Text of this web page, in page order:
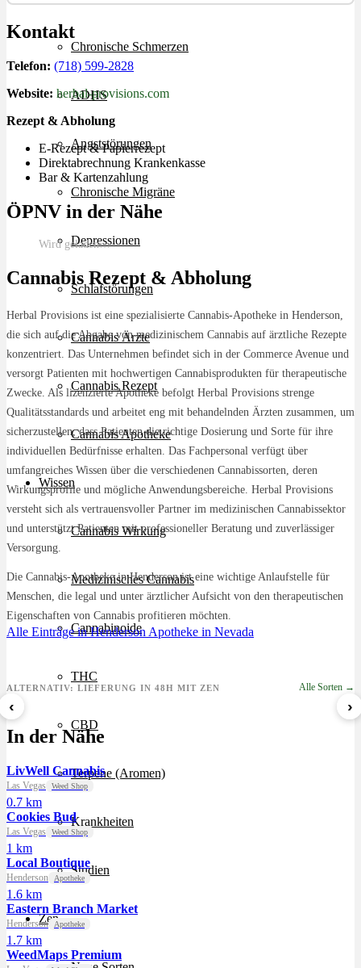
Chronische Schmerzen
ADHS
Angststörungen
Chronische Migräne
Depressionen
Schlafstörungen
Cannabis Ärzte
Cannabis Rezept
Cannabis Apotheke
Wissen
Cannabis Wirkung
Medizinisches Cannabis
Cannabinoide
THC
CBD
Terpene (Aromen)
Krankheiten
Studien
Zen
Kontakt
Telefon: (718) 599-2828
Website: herbal-provisions.com
Rezept & Abholung
E-Rezept & Papierrezept
Direktabrechnung Krankenkasse
Bar & Kartenzahlung
ÖPNV in der Nähe
Wird geladen…
Cannabis Rezept & Abholung
Herbal Provisions ist eine spezialisierte Cannabis-Apotheke in Henderson,
die sich auf die Abgabe von medizinischem Cannabis auf ärztliche Rezepte
konzentriert. Das Unternehmen befindet sich in der Commerce Avenue und
versorgt Patienten mit hochwertigen Cannabisprodukten für therapeutische
Zwecke. Als lizenzierte Apotheke befolgt Herbal Provisions strenge
Qualitätsstandards und arbeitet eng mit behandelnden Ärzten zusammen, um
sicherzustellen, dass Patienten die richtige Dosierung und Sorte für ihre
individuellen Bedürfnisse erhalten. Das Fachpersonal verfügt über
umfangreiches Wissen über die verschiedenen Cannabissorten, deren
Wirkungsprofile und mögliche Anwendungsbereiche. Herbal Provisions
versteht sich als vertrauensvoller Partner im medizinischen Cannabissektor
und unterstützt Patienten mit professioneller Beratung und zuverlässiger
Versorgung.
Die Cannabis-Apotheke in Henderson ist eine wichtige Anlaufstelle für
Menschen, die legal und unter ärztlicher Aufsicht von den therapeutischen
Eigenschaften von Cannabis profitieren möchten.
Alle Einträge in Henderson Apotheke in Nevada
ALTERNATIV: LIEFERUNG IN 48H MIT ZEN Alle Sorten →
‹
Sour Mintz Haze
ab 5,99 €/g
›
In der Nähe
LivWell Cannabis
Las Vegas Weed Shop
0.7 km
Cookies Bud
Las Vegas Weed Shop
1 km
Local Boutique
Henderson Apotheke
1.6 km
Eastern Branch Market
Henderson Apotheke
1.7 km
WeedMaps Premium